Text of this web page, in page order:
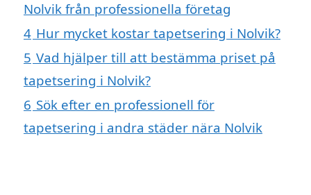
Nolvik från professionella företag
4 Hur mycket kostar tapetsering i Nolvik?
5 Vad hjälper till att bestämma priset på
tapetsering i Nolvik?
6 Sök efter en professionell för
tapetsering i andra städer nära Nolvik